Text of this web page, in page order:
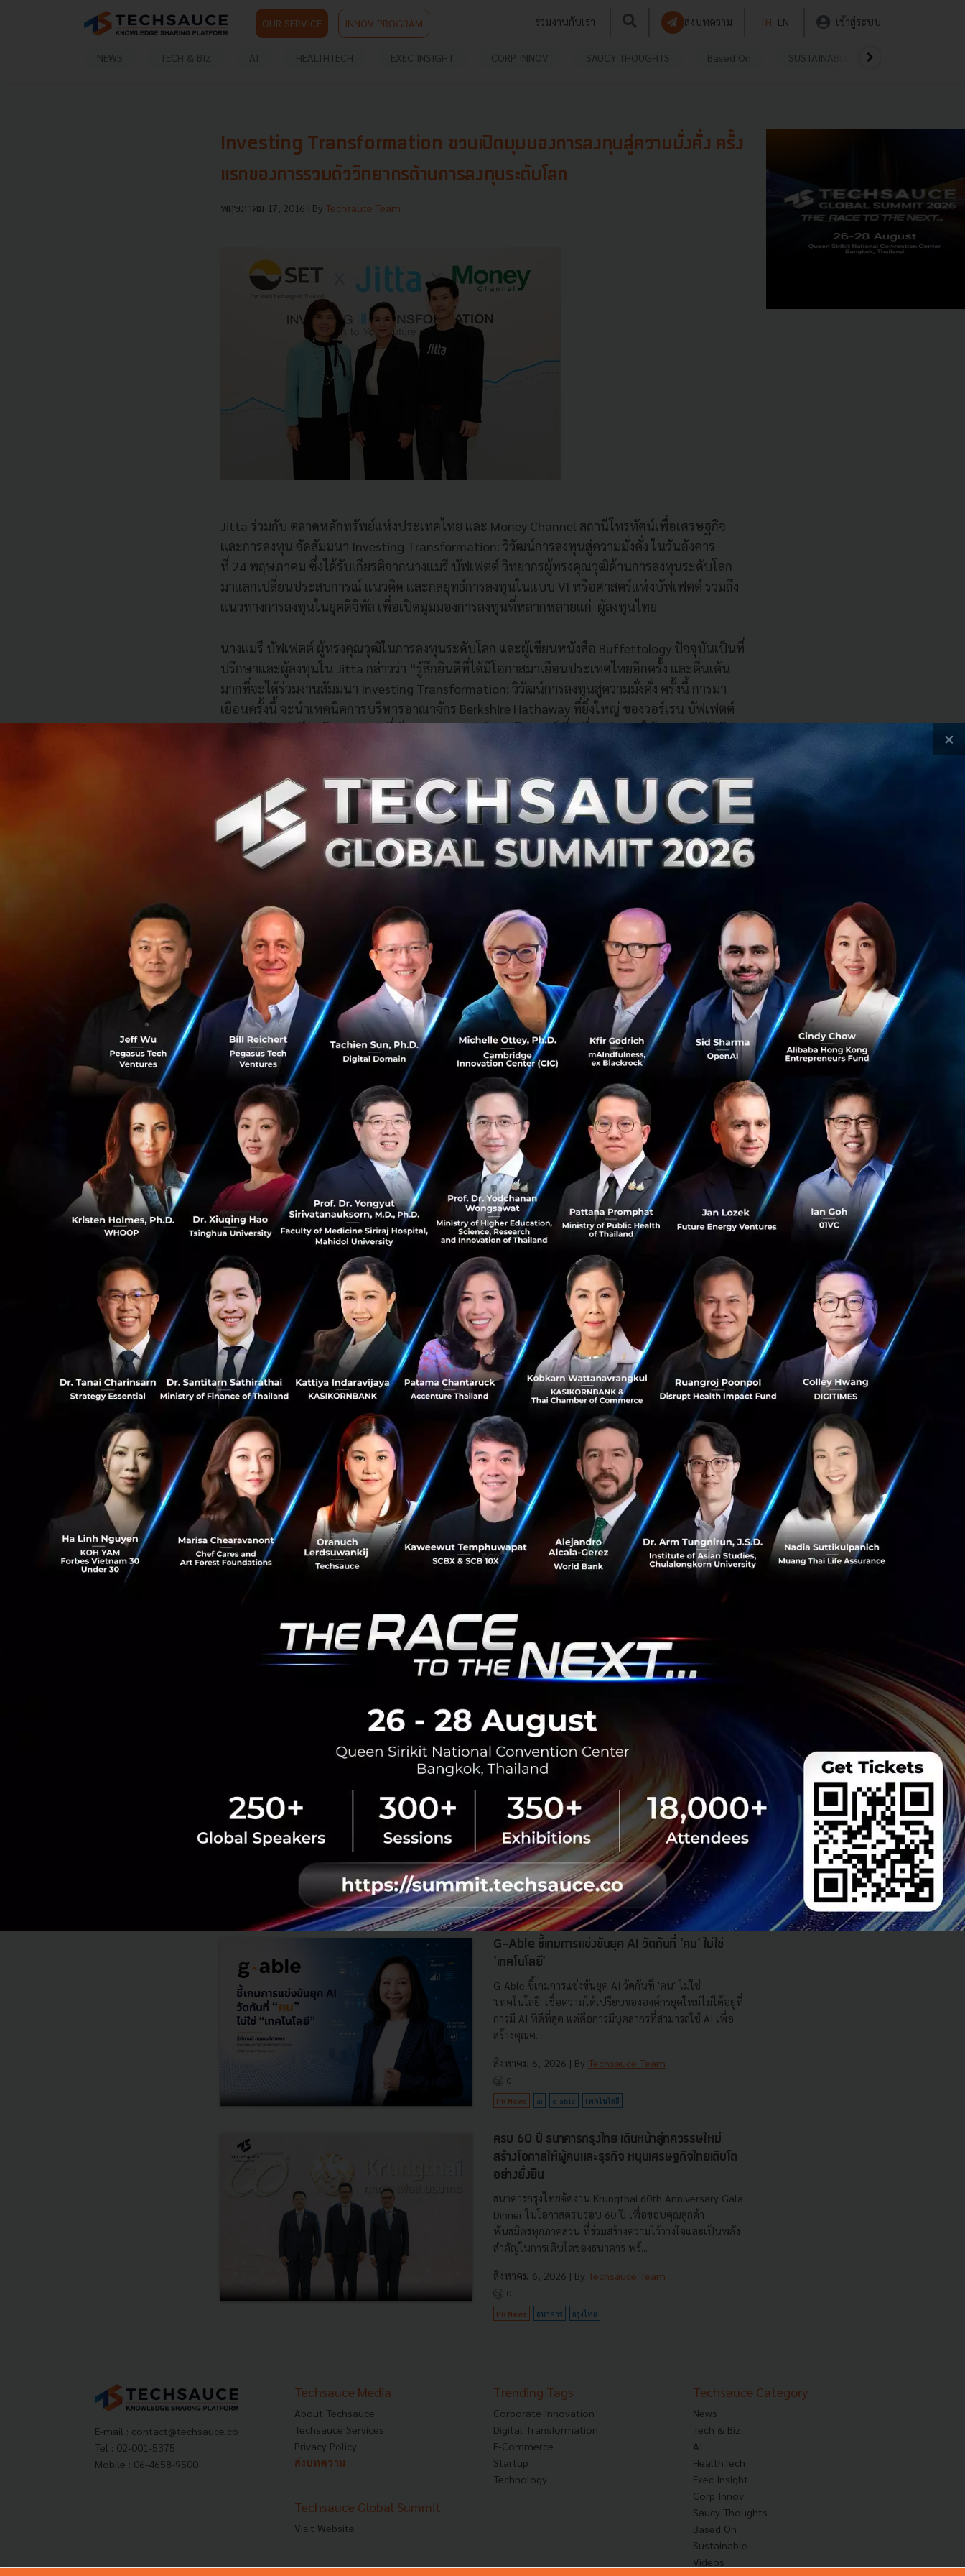
OUR SERVICE INNOV PROGRAM ร่วมงานกับเรา ส่งบทความ TH EN เข้าสู่ระบบ
NEWS TECH & BIZ AI HEALTHTECH EXEC INSIGHT CORP INNOV SAUCY THOUGHTS Based On SUSTAINABLE
0
0
Investing Transformation ชวนเปิดมุมมองการลงทุนสู่ความมั่งคั่ง ครั้ง
แรกของการรวมตัววิทยากรด้านการลงทุนระดับโลก
พฤษภาคม 17, 2016 | By Techsauce Team
Jitta ร่วมกับ ตลาดหลักทรัพย์แห่งประเทศไทย และ Money Channel สถานีโทรทัศน์เพื่อเศรษฐกิจ
และการลงทุน จัดสัมมนา Investing Transformation: วิวัฒน์การลงทุนสู่ความมั่งคั่ง ในวันอังคาร
ที่ 24 พฤษภาคม ซึ่งได้รับเกียรติจากนางแมรี บัฟเฟตต์ วิทยากรผู้ทรงคุณวุฒิด้านการลงทุนระดับโลก
มาแลกเปลี่ยนประสบการณ์ แนวคิด และกลยุทธ์การลงทุนในแบบ VI หรือศาสตร์แห่งบัฟเฟตต์ รวมถึง
แนวทางการลงทุนในยุคดิจิทัล เพื่อเปิดมุมมองการลงทุนที่หลากหลายแก่ ผู้ลงทุนไทย
นางแมรี บัฟเฟตต์ ผู้ทรงคุณวุฒิในการลงทุนระดับโลก และผู้เขียนหนังสือ Buffettology ปัจจุบันเป็นที่
ปรึกษาและผู้ลงทุนใน Jitta กล่าวว่า “รู้สึกยินดีที่ได้มีโอกาสมาเยือนประเทศไทยอีกครั้ง และตื่นเต้น
มากที่จะได้ร่วมงานสัมมนา Investing Transformation: วิวัฒน์การลงทุนสู่ความมั่งคั่ง ครั้งนี้ การมา
เยือนครั้งนี้ จะนำเทคนิคการบริหารอาณาจักร Berkshire Hathaway ที่ยิ่งใหญ่ ของวอร์เรน บัฟเฟตต์
มาแบ่งปัน รวมถึงหลักการลงทุนที่เป็นอมตะของวอร์เรน บัฟเฟตต์ ที่เปลี่ยนผ่านมาใช้งานผ่านดิจิทัล
โดยการใช้ Jitta เป็นเครื่องมือในการวิเคราะห์หุ้นซึ่งสะดวกและมีประสิทธิภาพ ดิฉันเชื่อว่า Jitta จะ
เป็นแพลทฟอร์มที่เป็นประโยชน์เพื่อใช้ประกอบการตัดสินใจลงทุนสำหรับผู้ลงทุนไทย นอกจากนี้จะ
ร่วมแบ่งปันเคล็ดลับและประสบการณ์การลงทุนที่ประสบความสำเร็จระดับโลกให้แก่ผู้ลงทุนไทย”
“การมาเยือนไทยครั้งนี้ ยังถือเป็นโอกาสอันดีในการรับรู้ข้อมูลศักยภาพและความแข็งแกร่งของ
ตลาดหลักทรัพย์ไทย ว่าตลาดหลักทรัพย์ไทยมีความโดดเด่นในด้านผลตอบแทนและมูลค่าการซื้อขาย
ที่สูงที่สุดในภูมิภาคอาเซียน ซึ่งถือว่าเป็นทางเลือกการลงทุนที่น่าสนใจของผู้ลงทุนระดับโลกที่จะเข้า
นายตราวุทธิ์ เหลืองสมบูรณ์ ประธานเจ้าหน้าที่บริหารของ Jitta กล่าวว่า "การสัมมนา Investing
Transformation: วิวัฒน์การลงทุนสู่ความมั่งคั่ง นับเป็นครั้งแรกที่จะมีวิทยากรผู้เชี่ยวชาญ กูรูด้านการ
ลงทุนระดับโลกมารวมตัวกัน นอกจากแมรี บัฟเฟตต์แล้ว ยังมี ดร.นิเวศน์ เหมวชิรวรากร (วอร์เรน
บัฟเฟตต์ เมืองไทย), Mr. Sean Seah หรือ ‘Buffettologist แห่งเอเชีย’, Sam Maule 1 ใน 100 ผู้ทรง
อิทธิพลและผู้เชี่ยวชาญด้าน FinTech ของโลก และผมเองจะนำประสบการณ์ในด้านเทคโนโลยีด้าน
การลงทุนมาให้แนวคิด “ยุคใหม่ของ Value Investing” และ “กลยุทธ์ในการลงทุนให้ชนะตลาดโดย
การประยุกต์ใช้เทคโนโลยี” นอกจากนี้เรายังจัด Workshop ให้กับผู้ลงทุนเพื่อเจาะลึกกลยุทธ์การ
วิเคราะห์หุ้นในแบบ Value Investing ร่วมกับแมรี และ Sean Seah ผู้ก่อตั้ง Value Investing
College เชื่อว่าจะช่วยให้ผู้ลงทุนสามารถนำไปใช้สนับสนุนการลงทุน สร้างผลตอบแทนอย่างยั่งยืนต่อ
ไป” นายตราวุทธิ์ กล่าวสรุป
ผู้สนใจเข้าร่วมงานสัมมนา Investing Transformation: วิวัฒน์การลงทุนสู่ความมั่งคั่ง วัน
ที่ 24 พฤษภาคม 2559 เวลา 09:00-17:30 น. ที่อาคารตลาดหลักทรัพย์ฯ สามารถดูข้อมูลเพิ่มเติมและ
สำรองที่นั่งได้ที่
www.jitta.com/investcon2016
เกี่ยวกับJitta
Jitta เป็นแพลทฟอร์มวิเคราะห์หุ้นเพื่อการลงทุนที่ง่ายต่อการใช้งาน ช่วยให้ผู้ลงทุนทั่วโลกได้เข้าถึง
ข้อมูลที่ช่วยในการตัดสินใจในการลงทุนได้อย่างมีประสิทธิภาพ สร้างผลตอบแทนที่มากขึ้น กับวิธีการ
ที่ง่ายกว่า ด้วยแนวคิด “ลงทุนบริษัทที่ยอดเยี่ยม ในราคาที่เหมาะสม” จากหลักการของวอร์เรน
บัฟเฟตต์
Jitta เปิดตัวเมื่อเดือนมกราคม 2557 ด้วยการให้บริการโปรแกรมอัจฉริยะ วิเคราะห์งบการเงินของ
บริษัทในตลาดหลักทรัพย์ประเทศสหรัฐอเมริกา ไทย สิงคโปร์ เวียดนาม และฮ่องกง พร้อมขยายเพิ่ม
เติมเพื่อครอบคลุมตลาดหลักในภูมิภาคเอเชีย และยุโรป เพื่อรองรับความต้องการของผู้ลงทุนทั่วโลก
และเพิ่มโอกาสการลงทุนให้มากขึ้น เป้าหมายของ Jitta คือเป็นแพลทฟอร์มวิเคราะห์การลงทุนที่จะ
ทำให้ทุกคน สามารถลงทุนได้และมีผลกำไร Jitta จะเชื่อมโยงและเสริมศักยภาพของคนทั่วโลก ให้
สามารถลงทุนเพื่อสร้างความมั่งคั่งไปด้วยกัน
PR News News Jitta Seminar FinTech
No comment
RELATED ARTICLE
มือปีที่ 4 นำ NFT Treasure Hunt Season 4 ยก
ระดับประสบการณ์ดิจิทัลใน Techsauce Global
Summit 2026
SIX Network ผนึกกำลังกับ Techsauce อีกครั้งในงาน
Techsauce Global Summit 2026 ภายใต้ธีม "The Race
to The Next…" จัดขึ้นระหว่างวันที่ 26-28 สิงหาคม 2026
ณ ศูนย์การประชุมแห่งชาติสิริ...
สิงหาคม 6, 2026| ByTechsauce Team
0
PR News six-network nft-treasure-hunt
techsauce-global-summit-2026
G-Able ชี้เกมการแข่งขันยุค AI วัดกันที่ 'คน' ไม่ใช่
'เทคโนโลยี'
G-Able ชี้เกมการแข่งขันยุค AI วัดกันที่ 'คน' ไม่ใช่
'เทคโนโลยี' เชื่อความได้เปรียบขององค์กรยุคใหม่ไม่ได้อยู่ที่
การมี AI ที่ดีที่สุด แต่คือการมีบุคลากรที่สามารถใช้ AI เพื่อ
สร้างคุณค...
สิงหาคม 6, 2026 | By Techsauce Team
0
PR News ai g-able เทคโนโลยี
ครบ 60 ปี ธนาคารกรุงไทย เดินหน้าสู่ทศวรรษใหม่
สร้างโอกาสให้ผู้คนและธุรกิจ หนุนเศรษฐกิจไทยเติบโต
อย่างยั่งยืน
ธนาคารกรุงไทยจัดงาน Krungthai 60th Anniversary Gala
Dinner ในโอกาสครบรอบ 60 ปี เพื่อขอบคุณลูกค้า
พันธมิตรทุกภาคส่วน ที่ร่วมสร้างความไว้วางใจและเป็นพลัง
สำคัญในการเติบโตของธนาคาร พร้...
สิงหาคม 6, 2026 | By Techsauce Team
0
PR News ธนาคาร กรุงไทย
E-mail : contact@techsauce.co
Tel : 02-001-5375
Mobile : 06-4658-9500
Techsauce Media
About Techsauce
Techsauce Services
Privacy Policy
ส่งบทความ
Techsauce Global Summit
Visit Website
Trending Tags
Corporate Innovation
Digital Transformation
E-Commerce
Startup
Technology
Techsauce Category
News
Tech & Biz
AI
HealthTech
Exec Insight
Corp Innov
Saucy Thoughts
Based On
Sustainable
Videos
×